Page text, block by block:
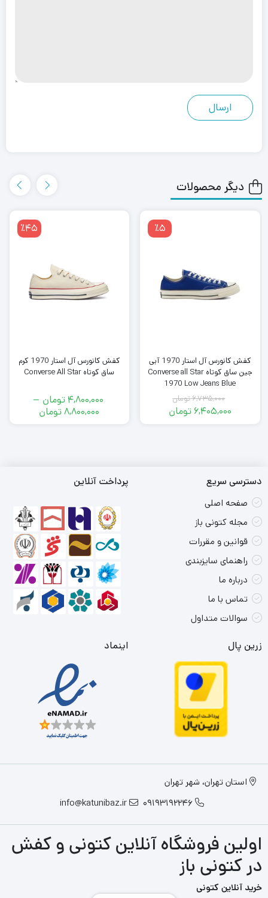
دیگر محصولات
٪5
کفش کانورس آل استار 1970 آبی
جین ساق کوتاه Converse all Star
1970 Low Jeans Blue
6,735,000تومان
قیمت6,405,000 تومان
٪45
کفش کانورس آل استار 1970 کرم
ساق کوتاه Converse All Star
4,800,000 تومان –
8,800,000تومان
دسترسی سریع
صفحه اصلی
مجله کتونی باز
قوانین و مقررات
راهنمای سایزبندی
درباره ما
تماس با ما
سوالات متداول
پرداخت آنلاین
زرین پال اینماد
استان تهران، شهر تهران
09193192246
info@katunibaz.ir
اولین فروشگاه آنلاین کتونی و کفش
در کتونی باز
خرید آنلاین کتونی